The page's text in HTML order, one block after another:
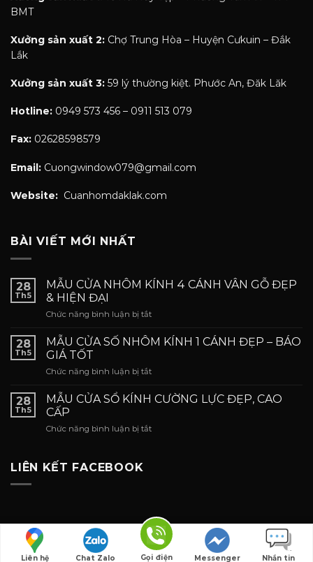
BMT
Xưởng sản xuất 2: Chợ Trung Hòa – Huyện Cưkuin – Đắk
Lắk
Xưởng sản xuất 3: 59 lý thường kiệt. Phước An, Đăk Lăk
Hotline: 0949 573 456 – 0911 513 079
Fax: 02628598579
Email: Cuongwindow079@gmail.com
Website: Cuanhomdaklak.com
BÀI VIẾT MỚI NHẤT
28
Th5
MẪU CỬA NHÔM KÍNH 4 CÁNH VÂN GỖ ĐẸP
& HIỆN ĐẠI
Chức năng bình luận bị tắtở
CỬA
NHÔM
4
VÂN
&
28
Th5
MẪU CỬA SỐ NHÔM KÍNH 1 CÁNH ĐẸP – BÁO
GIÁ TỐT
Chức năng bình luận bị tắtở
CỬA
SỐ
KÍNH
28
Th5
MẪU CỬA SỔ KÍNH CƯỜNG LỰC ĐẸP, CAO
CẤP
Chức năng bình luận bị tắtở
CAO
CẤP
LIÊN KẾT FACEBOOK
Copyright 2026 ©Cuanhomdaklak.com
Liên hệ Chat Zalo Gọi điện Messenger Nhắn tin